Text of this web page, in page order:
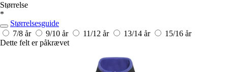
Størrelse
*
Størrelsesguide
7/8 år
9/10 år 11/12 år 13/14 år
15/16 år
Dette felt er påkrævet